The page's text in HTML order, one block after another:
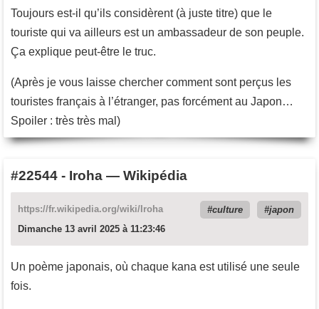
Toujours est-il qu’ils considèrent (à juste titre) que le
touriste qui va ailleurs est un ambassadeur de son peuple.
Ça explique peut-être le truc.
(Après je vous laisse chercher comment sont perçus les
touristes français à l’étranger, pas forcément au Japon…
Spoiler : très très mal)
#22544 - Iroha — Wikipédia
https://fr.wikipedia.org/wiki/Iroha culture
japon
Dimanche 13 avril 2025 à 11:23:46
Un poème japonais, où chaque kana est utilisé une seule
fois.